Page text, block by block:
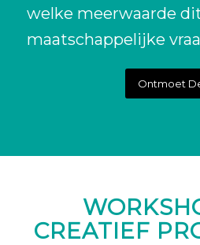
welke meerwaarde
maatschappelijke
Ontmoet
CREATIEF